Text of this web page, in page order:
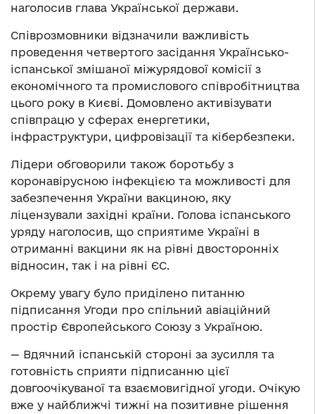
наголосив глава Української держави.
Співрозмовники відзначили важливість
проведення четвертого засідання Українсько-
іспанської змішаної міжурядової комісії з
економічного та промислового співробітництва
цього року в Києві. Домовлено активізувати
співпрацю у сферах енергетики,
інфраструктури, цифровізації та кібербезпеки.
Лідери обговорили також боротьбу з
коронавірусною інфекцією та можливості для
забезпечення України вакциною, яку
ліцензували західні країни. Голова іспанського
уряду наголосив, що сприятиме Україні в
отриманні вакцини як на рівні двосторонніх
відносин, так і на рівні ЄС.
Окрему увагу було приділено питанню
підписання Угоди про спільний авіаційний
простір Європейського Союзу з Україною.
— Вдячний іспанській стороні за зусилля та
готовність сприяти підписанню цієї
довгоочікуваної та взаємовигідної угоди. Очікую
вже у найближчі тижні на позитивне рішення